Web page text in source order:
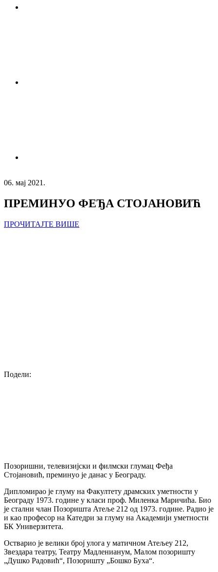
06. мај 2021.
ПРЕМИНУО ФЕЂА СТОЈАНОВИЋ
ПРОЧИТАЈТЕ ВИШЕ
Подели:
Позоришни, телевизијски и филмски глумац Феђа
Стојановић, преминуо је данас у Београду.
Дипломирао је глуму на Факултету драмских уметности у
Београду 1973. године у класи проф. Миленка Маричића. Био
је стални члан Позоришта Атеље 212 од 1973. године. Радио је
и као професор на Катедри за глуму на Академији уметности
БК Универзитета.
Остварио је велики број улога у матичном Атељеу 212,
Звездара театру, Театру Мадленианум, Малом позоришту
„Душко Радовић“, Позоришту „Бошко Буха“.